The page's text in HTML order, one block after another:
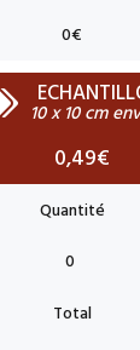
10 x 10 cm
0,49€